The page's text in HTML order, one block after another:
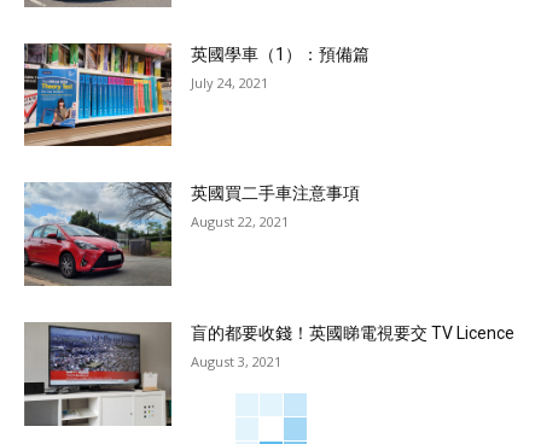
英國學車（1）：預備篇
July 24, 2021
英國買二手車注意事項
August 22, 2021
盲的都要收錢！英國睇電視要交 TV Licence
August 3, 2021